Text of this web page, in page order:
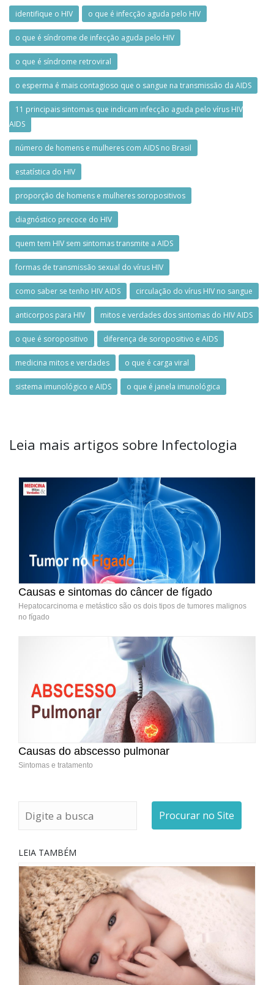
identifique o HIV o que é infecção aguda pelo HIV
o que é síndrome de infecção aguda pelo HIV
o que é síndrome retroviral
o esperma é mais contagioso que o sangue na transmissão da AIDS
11 principais sintomas que indicam infecção aguda pelo vírus HIV
AIDS
número de homens e mulheres com AIDS no Brasil
estatística do HIV
proporção de homens e mulheres soropositivos
diagnóstico precoce do HIV
quem tem HIV sem sintomas transmite a AIDS
formas de transmissão sexual do vírus HIV
como saber se tenho HIV AIDS circulação do vírus HIV no sangue
anticorpos para HIV mitos e verdades dos sintomas do HIV AIDS
o que é soropositivo diferença de soropositivo e AIDS
medicina mitos e verdades o que é carga viral
sistema imunológico e AIDS o que é janela imunológica
Leia mais artigos sobre Infectologia
Causas e sintomas do câncer de fígado
Hepatocarcinoma e metástico são os dois tipos de tumores malignos
no fígado
Causas do abscesso pulmonar
Sintomas e tratamento
Procurar no Site
LEIA TAMBÉM